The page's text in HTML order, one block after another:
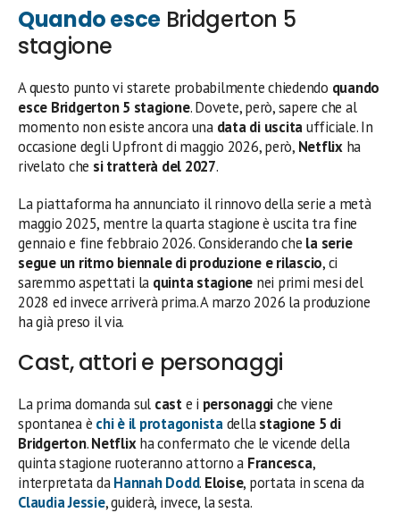
Quando esce Bridgerton 5
stagione
A questo punto vi starete probabilmente chiedendo quando
esce Bridgerton 5 stagione. Dovete, però, sapere che al
momento non esiste ancora unadata di uscitaufficiale. In
occasione degli Upfront di maggio 2026, però, Netflixha
rivelato che si tratterà del 2027.
La piattaforma ha annunciato il rinnovo della serie a metà
maggio 2025, mentre la quarta stagione è uscita tra fine
gennaio e fine febbraio 2026. Considerando che la serie
segue un ritmo biennale di produzione e rilascio, ci
saremmo aspettati la quinta stagione nei primi mesi del
2028 ed invece arriverà prima. A marzo 2026 la produzione
ha già preso il via.
Cast, attori e personaggi
La prima domanda sul caste i personaggiche viene
spontanea è chi è il protagonistadellastagione 5 di
Bridgerton.Netflixha confermato che le vicende della
quinta stagione ruoteranno attorno a Francesca,
interpretata daHannah Dodd. Eloise, portata in scena da
Claudia Jessie, guiderà, invece, la sesta.